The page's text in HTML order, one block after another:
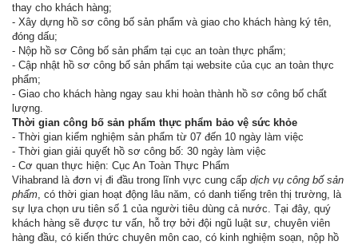
thay cho khách hàng;
- Xây dựng hồ sơ công bố sản phẩm và giao cho khách hàng ký tên,
đóng dấu;
- Nộp hồ sơ Công bố sản phẩm tại cục an toàn thực phẩm;
- Cập nhật hồ sơ công bố sản phẩm tại website của cục an toàn thực
phẩm;
- Giao cho khách hàng ngay sau khi hoàn thành hồ sơ công bố chất
lượng.
Thời gian công bố sản phẩm thực phẩm bảo vệ sức khỏe
- Thời gian kiểm nghiệm sản phẩm từ 07 đến 10 ngày làm việc
- Thời gian giải quyết hồ sơ công bố: 30 ngày làm việc
- Cơ quan thực hiện: Cục An Toàn Thực Phẩm
Vihabrand là đơn vị đi đầu trong lĩnh vực cung cấp dịch vụ công bố sản
phẩm , có thời gian hoạt động lâu năm, có danh tiếng trên thị trường, là
sự lựa chọn ưu tiên số 1 của người tiêu dùng cả nước. Tại đây, quý
khách hàng sẽ được tư vấn, hỗ trợ bởi đội ngũ luật sư, chuyên viên
hàng đầu, có kiến thức chuyên môn cao, có kinh nghiệm soạn, nộp hồ